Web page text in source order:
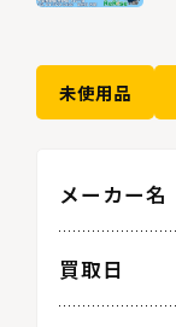
未使用品
メーカー名
買取日